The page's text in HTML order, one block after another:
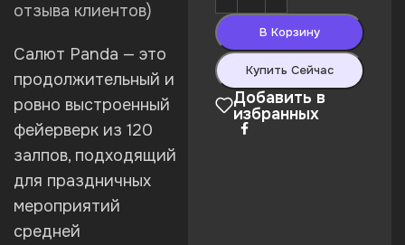
отзыва клиентов)
Салют Panda — это
продолжительный и
ровно выстроенный
фейерверк из 120
залпов, подходящий
для праздничных
мероприятий
средней
В Корзину
Купить Сейчас
Добавить в
избранных